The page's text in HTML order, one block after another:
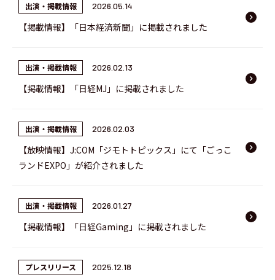
出演・掲載情報 2026.05.14
【掲載情報】「日本経済新聞」に掲載されました
keyboard_arrow_right
出演・掲載情報 2026.02.13
【掲載情報】「日経MJ」に掲載されました
keyboard_arrow_right
出演・掲載情報 2026.02.03
【放映情報】J:COM「ジモトトピックス」にて「ごっこ
ランドEXPO」が紹介されました
keyboard_arrow_right
出演・掲載情報 2026.01.27
【掲載情報】「日経Gaming」に掲載されました
keyboard_arrow_right
プレスリリース 2025.12.18